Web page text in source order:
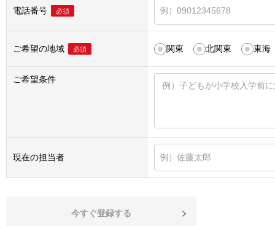
電話番号 必須
ご希望の地域 必須 関東 北関東 東海
ご希望条件
現在の担当者
今すぐ登録する